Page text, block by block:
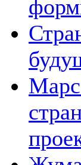
Марс